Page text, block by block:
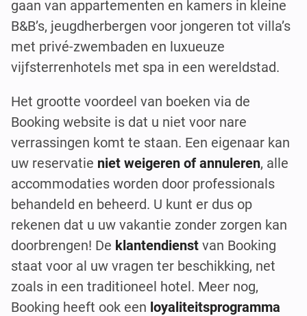
gaan van appartementen en kamers in kleine
B&B’s, jeugdherbergen voor jongeren tot villa’s
met privé-zwembaden en luxueuze
vijfsterrenhotels met spa in een wereldstad.
Het grootte voordeel van boeken via de
Booking website is dat u niet voor nare
verrassingen komt te staan. Een eigenaar kan
uw reservatie niet weigeren of annuleren, alle
accommodaties worden door professionals
behandeld en beheerd. U kunt er dus op
rekenen dat u uw vakantie zonder zorgen kan
doorbrengen! De klantendienst van Booking
staat voor al uw vragen ter beschikking, net
zoals in een traditioneel hotel. Meer nog,
Booking heeft ook een loyaliteitsprogramma